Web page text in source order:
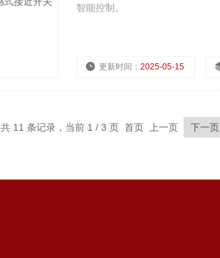
智能控制。
更新时间： 2025-05-15
共 11 条记录，当前 1 / 3 页 首页 上一页 下一页